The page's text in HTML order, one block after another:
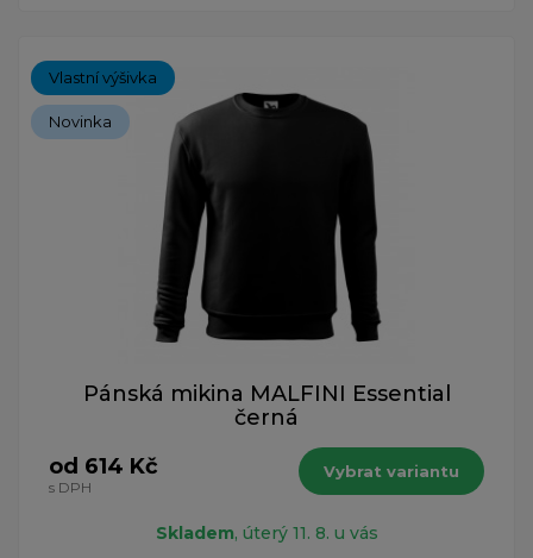
Vlastní výšivka
Novinka
Pánská mikina MALFINI Essential
černá
od 614 Kč
s DPH
Vybrat variantu
Skladem, úterý 11. 8. u vás